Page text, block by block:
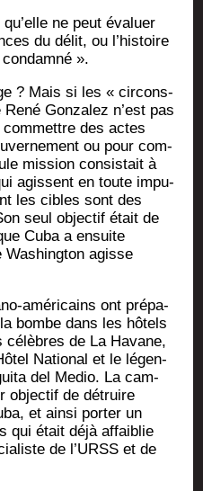
ne peut éva­luer
du délit, ou l’histoire
».
? Mais si les « cir­cons­
Gon­za­lez n’est pas
des actes
ou pour com­
mis­sion consis­tait à
agissent en toute impu­
les cibles sont des
seul objec­tif était de
Cuba a ensuite
Washing­ton agisse
amé­ri­cains ont pré­pa­
bombe dans les hôtels
de La Havane,
Natio­nal et le légen­
del Medio. La cam­
objec­tif de détruire
et ain­si por­ter un
qui était déjà affai­blie
de l’URSS et de